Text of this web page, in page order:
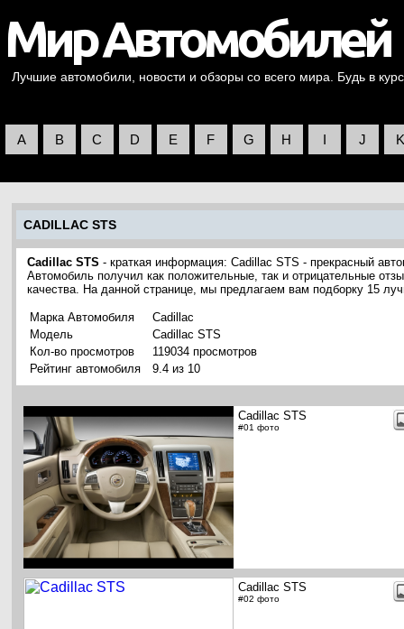
Лучшие автомобили, новости и обзоры со всего мира. Будь в
A B C D E F G H I J K
CADILLAC STS
Cadillac STS - краткая информация: Cadillac STS - прекрасный
Автомобиль получил как положительные, так и отрицательные
качества. На данной странице, мы предлагаем вам подборку 15
Марка Автомобиля
Cadillac
Модель
Cadillac STS
Кол-во просмотров
119034 просмотров
Рейтинг автомобиля
9.4 из 10
Cadillac STS
#01 фото
Cadillac STS
#02 фото